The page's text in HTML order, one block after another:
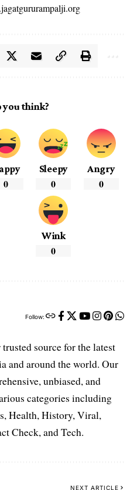
you think?
0
Sleepy
0
Angry
0
Wink
0
Follow:
source for the latest
and around the world. Our
unbiased, and
categories including
Health, History, Viral,
Check, and Tech.
NEXT ARTICLE